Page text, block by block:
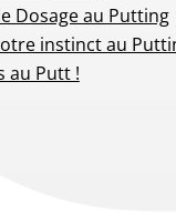
Dosage au Putting
instinct au
au Putt !